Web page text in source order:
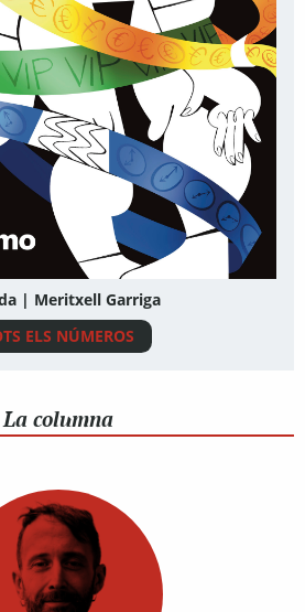
| Meritxell Garriga
ELS NÚMEROS
La columna